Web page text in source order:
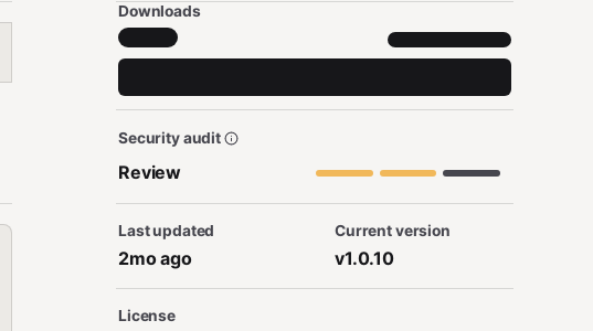
Downloads
Security audit
Review
Last updated
2mo ago
Current version
v1.0.10
License